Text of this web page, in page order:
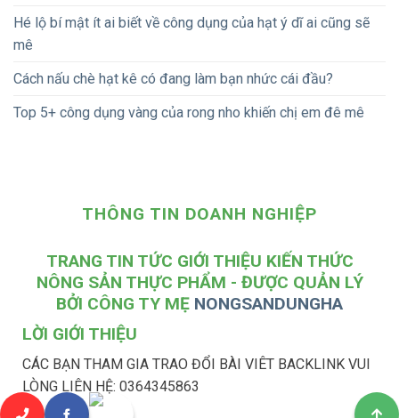
Hé lộ bí mật ít ai biết về công dụng của hạt ý dĩ ai cũng sẽ
mê
Cách nấu chè hạt kê có đang làm bạn nhức cái đầu?
Top 5+ công dụng vàng của rong nho khiến chị em đê mê
THÔNG TIN DOANH NGHIỆP
TRANG TIN TỨC GIỚI THIỆU KIẾN THỨC
NÔNG SẢN THỰC PHẨM - ĐƯỢC QUẢN LÝ
BỞI CÔNG TY MẸ NONGSANDUNGHA
LỜI GIỚI THIỆU
CÁC BẠN THAM GIA TRAO ĐỔI BÀI VIÊT BACKLINK VUI
LÒNG LIÊN HỆ: 0364345863